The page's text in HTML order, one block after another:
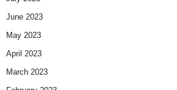
June 2023
May 2023
April 2023
March 2023